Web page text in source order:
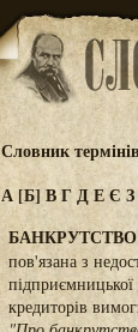
Словник
А [Б] ВГ ДЕЄ З
БАНКРУТСТВО
пов'язана з
кредиторів